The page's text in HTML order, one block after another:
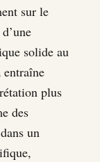
sur le
solide au
entraîne
plus
des
un